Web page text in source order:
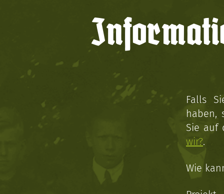
Falls
haben,
Sie auf
wir?.
Wie